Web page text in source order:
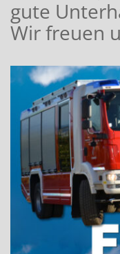
gute
Wir freuen